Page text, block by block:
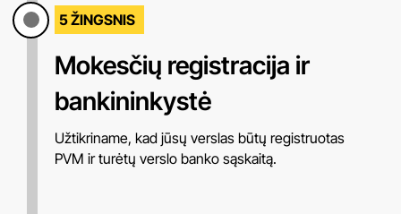
5 ŽINGSNIS
Mokesčių registracija ir
bankininkystė
Užtikriname, kad jūsų verslas būtų registruotas
PVM ir turėtų verslo banko sąskaitą.